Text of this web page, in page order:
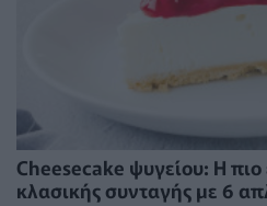
Cheesecake ψυγείου: Η
κλασικής συνταγής με 6